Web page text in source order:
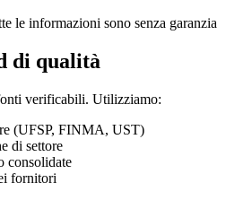
le informazioni sono senza garanzia
di qualità
verificabili. Utilizziamo:
(UFSP, FINMA, UST)
di settore
consolidate
fornitori